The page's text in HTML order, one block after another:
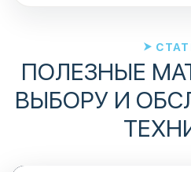
ПОЛЕЗНЫЕ
ВЫБОРУ И